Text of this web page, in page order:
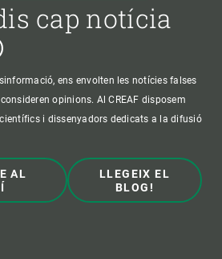
cap notícia
ens envolten les notícies falses
opinions. Al CREAF disposem
i dissenyadors dedicats a la difusió
AL
LLEGEIX EL
BLOG!